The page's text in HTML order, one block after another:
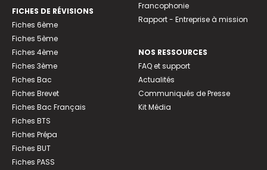
FICHES DE RÉVISIONS
Fiches 6ème
Fiches 5ème
Fiches 4ème
Fiches 3ème
Fiches Bac
Fiches Brevet
Fiches Bac Français
Fiches BTS
Fiches Prépa
Fiches BUT
Fiches PASS
Francophonie
Rapport - Entreprise à mission
NOS RESSOURCES
FAQ et support
Actualités
Communiqués de Presse
Kit Média